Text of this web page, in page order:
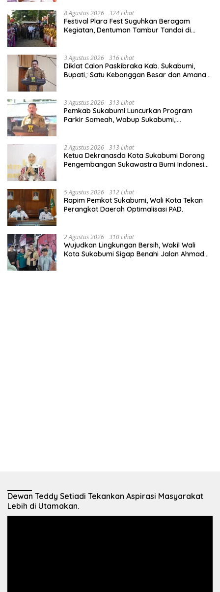
8 Agustus 2026 324 Lihat
Festival Plara Fest Suguhkan Beragam
Kegiatan, Dentuman Tambur Tandai di
3 Agustus 2026 316 Lihat
Diklat Calon Paskibraka Kab. Sukabumi,
Bupati,: Satu Kebanggan Besar dan Amanah
3 Agustus 2026 313 Lihat
Pemkab Sukabumi Luncurkan Program
Parkir Someah, Wabup Sukabumi,:
2 Agustus 2026 313 Lihat
Ketua Dekranasda Kota Sukabumi Dorong
Pengembangan Sukawastra Bumi Indonesia,
5 Agustus 2026 312 Lihat
Rapim Pemkot Sukabumi, Wali Kota Tekan
Perangkat Daerah Optimalisasi PAD.
2 Agustus 2026 310 Lihat
Wujudkan Lingkungan Bersih, Wakil Wali
Kota Sukabumi Sigap Benahi Jalan Ahmad
Dewan Teddy Setiadi Tekankan Aspirasi Masyarakat
Lebih di Utamakan.